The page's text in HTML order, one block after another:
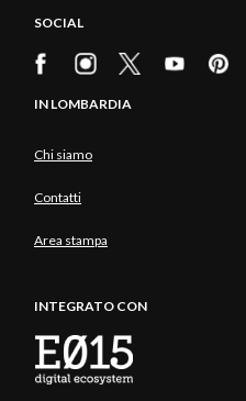
SOCIAL
IN LOMBARDIA
Chi siamo
Contatti
Area stampa
INTEGRATO CON